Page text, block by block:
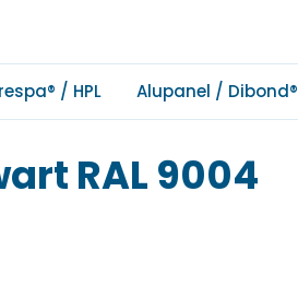
/ HPL Alupanel / Dibond®
RAL 9004